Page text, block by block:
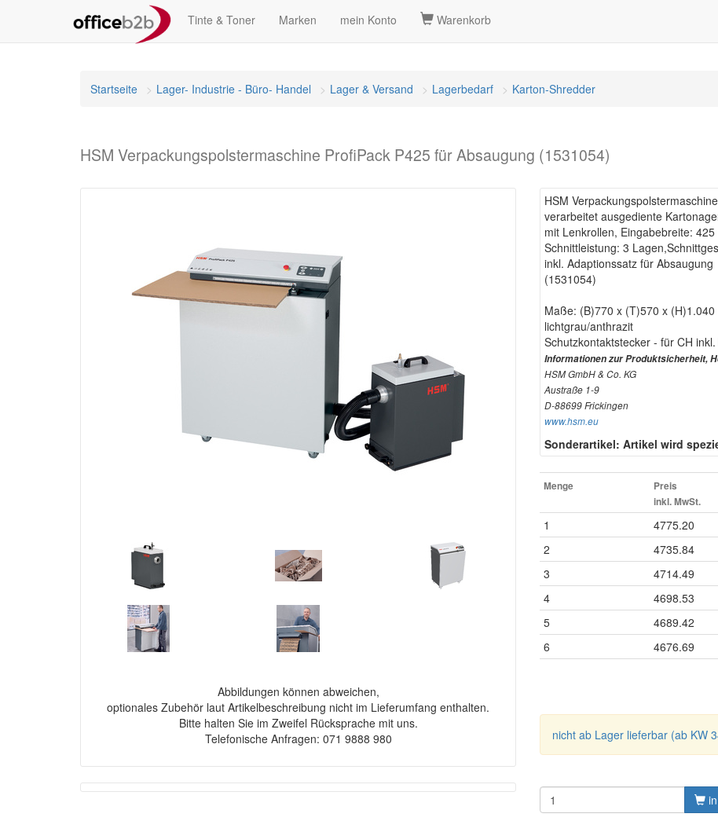
Tinte & Toner Marken mein Konto Warenkorb
Startseite Lager- Industrie - Büro- Handel Lager & Versand Lagerbedarf Karton-Shredder
HSM Verpackungspolstermaschine ProfiPack P425 für Absaugung (1531054)
Abbildungen können abweichen,
optionales Zubehör laut Artikelbeschreibung nicht im Lieferumfang enthalten.
Bitte halten Sie im Zweifel Rücksprache mit uns.
Telefonische Anfragen: 071 9888 980
HSM
verarbeitet ausgediente
mit Lenkrollen, Eingabebreite:
Schnittleistung: 3
inkl. Adaptionssatz für Absaugung
(1531054)
Maße: (B)770 x (T)570 x
lichtgrau/anthrazit
Schutzkontaktstecker - für CH
Informationen zur Produktsicherheit,
HSM GmbH & Co. KG
Austraße 1-9
D-88699 Frickingen
www.hsm.eu
Sonderartikel: Artikel wird
Menge
Preis
inkl. MwSt.
1 4775.20
2 4735.84
3 4714.49
4 4698.53
5 4689.42
6 4676.69
nicht ab Lager lieferbar (ab KW